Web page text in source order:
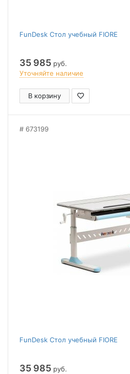
FunDesk Стол учебный FIORE
35 985 руб.
Уточняйте наличие
В корзину
673199
FunDesk Стол учебный FIORE
35 985 руб.